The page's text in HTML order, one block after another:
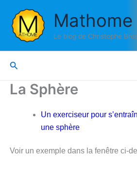
contenu
Mathome
Le blog de Christophe
Rechercher
La Sphère
Un exerciseur pour
une sphère
Voir un exemple dans la fenêtre ci-